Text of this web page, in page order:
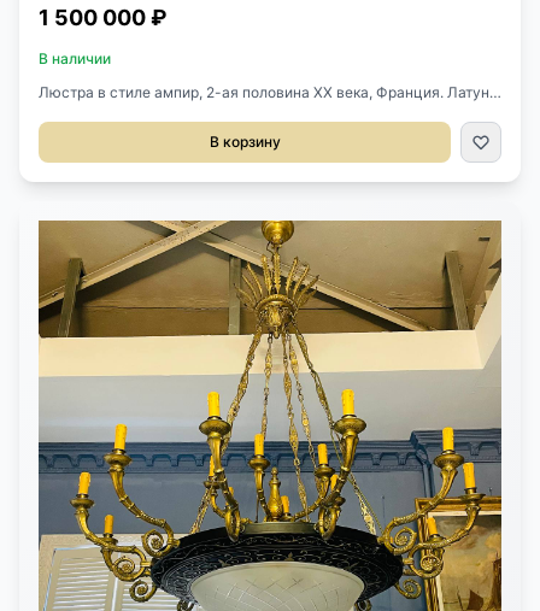
1 500 000 ₽
В наличии
Люстра в стиле ампир, 2-ая половина ХХ века, Франция. Латунь,
и шесть внутри плафона. Размер: Высота: 180 см. Диаметр: 140
см. В наличии 2 штуки.
В корзину